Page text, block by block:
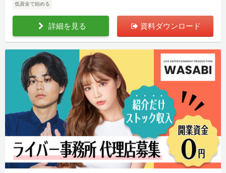
低資金で始める
詳細を見る 資料ダウンロード